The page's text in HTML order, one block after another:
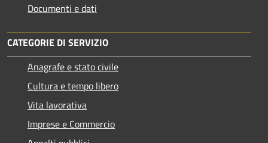
Documenti e dati
CATEGORIE DI SERVIZIO
Anagrafe e stato civile
Cultura e tempo libero
Vita lavorativa
Imprese e Commercio